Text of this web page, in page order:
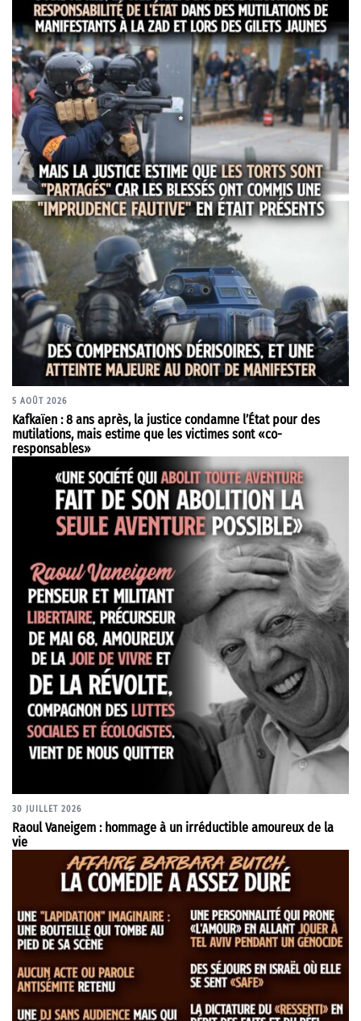
5 AOÛT 2026
Kafkaïen : 8 ans après, la justice condamne l’État pour des
mutilations, mais estime que les victimes sont «co-
responsables»
30 JUILLET 2026
Raoul Vaneigem : hommage à un irréductible amoureux de la
vie